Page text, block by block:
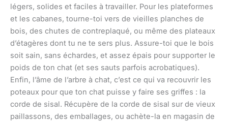
légers, solides et faciles à travailler. Pour les plateformes
et les cabanes, tourne-toi vers de vieilles planches de
bois, des chutes de contreplaqué, ou même des plateaux
d’étagères dont tu ne te sers plus. Assure-toi que le bois
soit sain, sans échardes, et assez épais pour supporter le
poids de ton chat (et ses sauts parfois acrobatiques).
Enfin, l’âme de l’arbre à chat, c’est ce qui va recouvrir les
poteaux pour que ton chat puisse y faire ses griffes : la
corde de sisal. Récupère de la corde de sisal sur de vieux
paillassons, des emballages, ou achète-la en magasin de